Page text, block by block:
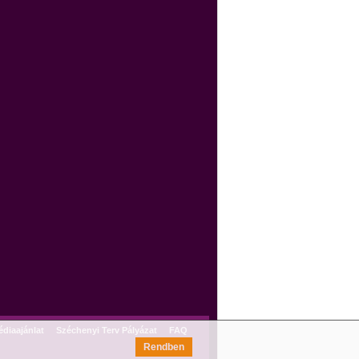
Széchenyi Terv Pályázat FAQ
Rendben